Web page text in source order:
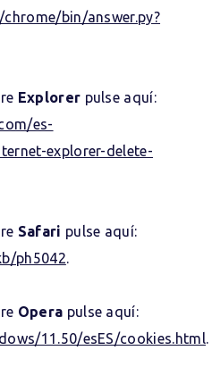
bin/answer.py?
Explorer pulse aquí:
es-
explorer-delete-
Safari pulse aquí:
ph5042.
Opera pulse aquí:
11.50/esES/cookies.html.